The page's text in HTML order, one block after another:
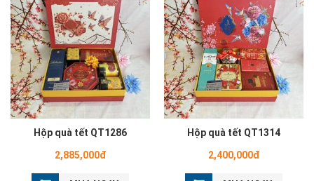
Hộp quà tết QT1286
2,885,000đ
Hộp quà tết QT1314
2,400,000đ